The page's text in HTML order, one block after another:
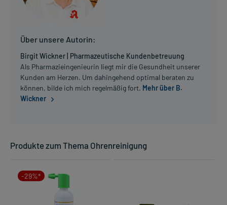
Über unsere Autorin:
Birgit Wickner | Pharmazeutische Kundenbetreuung
Als Pharmazieingenieurin liegt mir die Gesundheit unserer
Kunden am Herzen. Um dahingehend optimal beraten zu
können, bilde ich mich regelmäßig fort. Mehr über B.
Wickner
Produkte zum Thema Ohrenreinigung
-29%*